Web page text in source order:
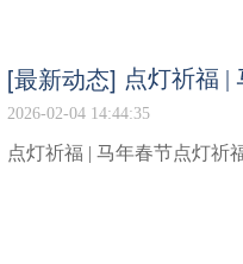
[最新动态] 点灯祈福
2026-02-04 14:44:35
点灯祈福 | 马年春节点灯